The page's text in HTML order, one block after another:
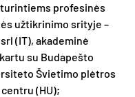
profesinės
užtikrinimo srityje –
(IT), akademinė
su Budapešto
Švietimo plėtros
(HU);